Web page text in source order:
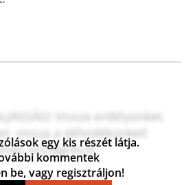
Vissza erdélyünket,
vissza a délvidékünket!
országrészt!
egy kis részét látja.
kommentek
be, vagy regisztráljon!